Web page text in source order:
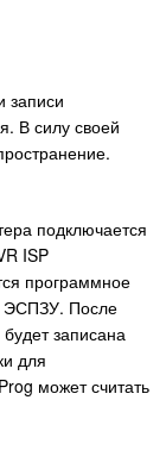
записи
В силу своей
подключается
ISP
программное
ЭСПЗУ. После
записана
для
может считать